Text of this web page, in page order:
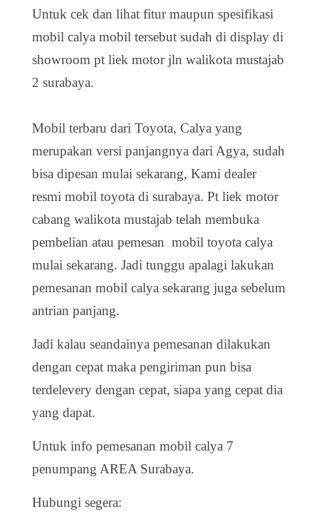
Untuk cek dan lihat fitur maupun spesifikasi
mobil calya mobil tersebut sudah di display di
showroom pt liek motor jln walikota mustajab
2 surabaya.
Mobil terbaru dari Toyota, Calya yang
merupakan versi panjangnya dari Agya, sudah
bisa dipesan mulai sekarang, Kami dealer
resmi mobil toyota di surabaya. Pt liek motor
cabang walikota mustajab telah membuka
pembelian atau pemesan mobil toyota calya
mulai sekarang. Jadi tunggu apalagi lakukan
pemesanan mobil calya sekarang juga sebelum
antrian panjang.
Jadi kalau seandainya pemesanan dilakukan
dengan cepat maka pengiriman pun bisa
terdelevery dengan cepat, siapa yang cepat dia
yang dapat.
Untuk info pemesanan mobil calya 7
penumpang AREA Surabaya.
Hubungi segera: